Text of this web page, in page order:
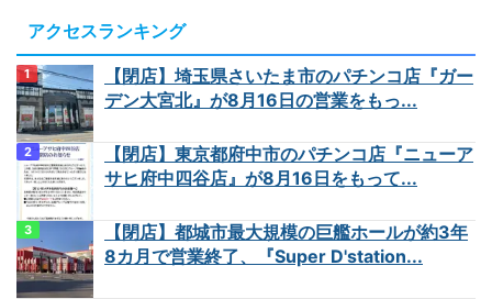
アクセスランキング
【閉店】埼玉県さいたま市のパチンコ店『ガー
デン大宮北』が8月16日の営業をもっ...
【閉店】東京都府中市のパチンコ店『ニューア
サヒ府中四谷店』が8月16日をもって...
【閉店】都城市最大規模の巨艦ホールが約3年
8カ月で営業終了、『Super D'station...